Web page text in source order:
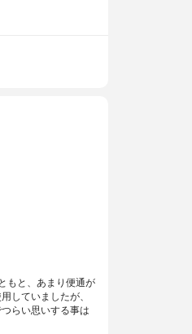
もと、あまり便通が
していましたが、
らい思いする事は